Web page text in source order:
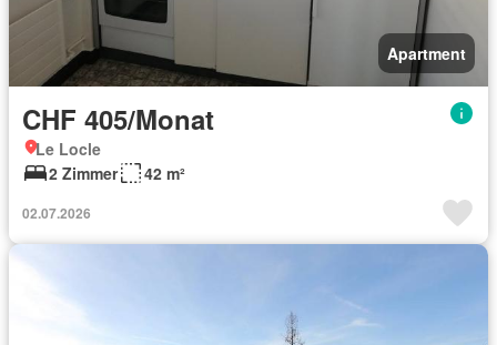
Apartment
CHF 405/Monat
Le Locle
2 Zimmer
42 m²
02.07.2026